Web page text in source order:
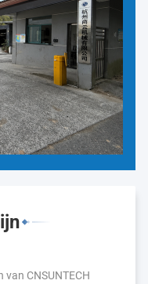
van CNSUNTECH